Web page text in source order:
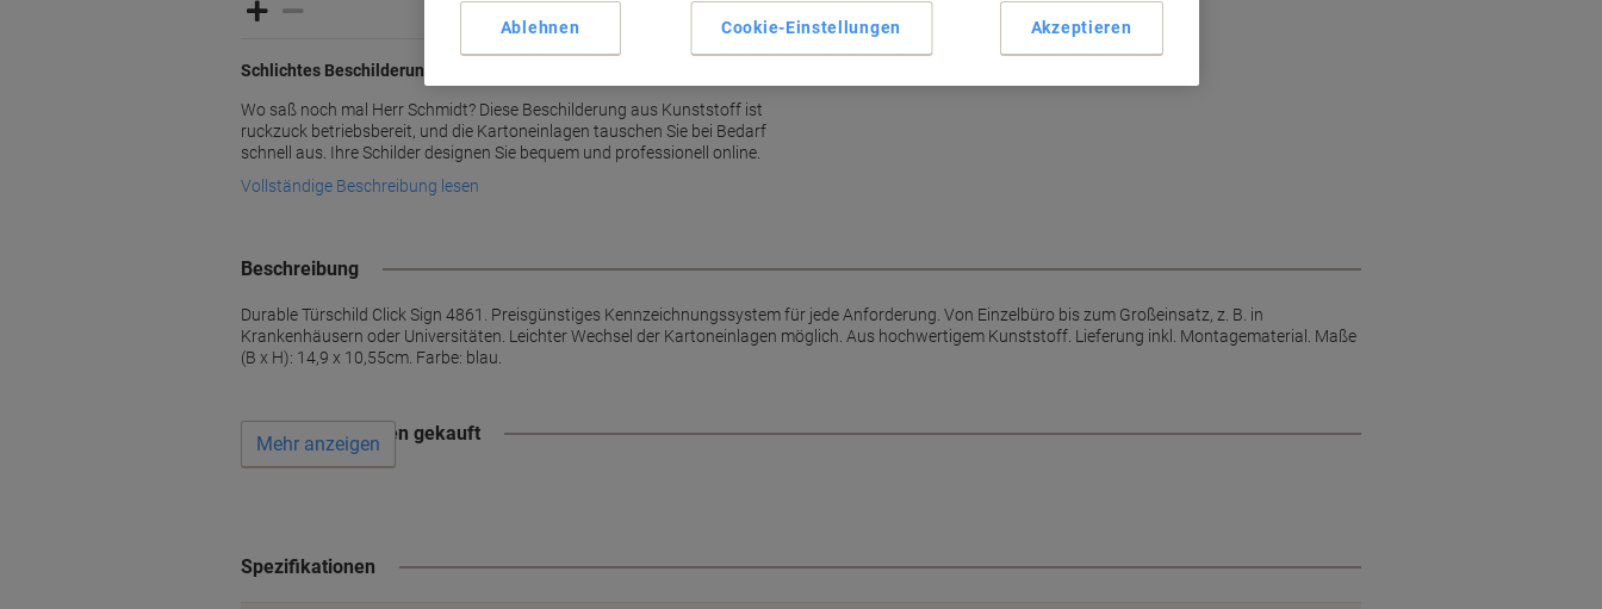
Schlichtes Beschilderungssystem mit Sichtfenster aus Acryl
Wo saß noch mal Herr Schmidt? Diese Beschilderung aus Kunststoff ist
ruckzuck betriebsbereit, und die Kartoneinlagen tauschen Sie bei Bedarf
schnell aus. Ihre Schilder designen Sie bequem und professionell online.
Vollständige Beschreibung lesen
Hochwertiger Kunststoff
Beschreibung
Durable Türschild Click Sign 4861. Preisgünstiges Kennzeichnungssystem für jede Anforderung. Von Einzelbüro bis zum Großeinsatz, z. B. in
Krankenhäusern oder Universitäten. Leichter Wechsel der Kartoneinlagen möglich. Aus hochwertigem Kunststoff. Lieferung inkl. Montagematerial. Maße
(B x H): 14,9 x 10,55cm. Farbe: blau.
Wird oft zusammen gekauft
Mehr anzeigen
Spezifikationen
Cookie-Einstellungen
Ablehnen Akzeptieren